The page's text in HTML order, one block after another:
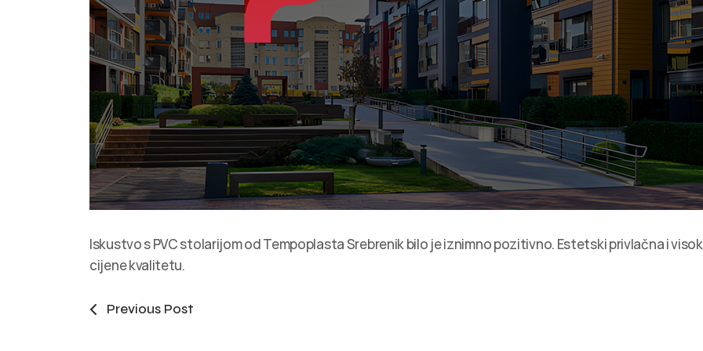
Iskustvo s PVC stolarijom od Tempoplasta Srebrenik bilo je iznimno pozitivno. Estetski privlačna i
cijene kvalitetu.
Previous Post